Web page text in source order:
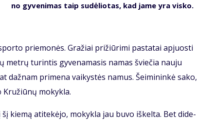
no gy­ve­ni­mas taip su­dė­lio­tas, kad ja­me yra vis­ko.
prie­mo­nės. Gra­žiai pri­žiū­ri­mi pa­sta­tai ap­juos­ti
met­rų tu­rin­tis gy­ve­na­ma­sis na­mas švie­čia nau­ju
pri­me­na vai­kys­tės na­mus. Šei­mi­nin­kė sa­ko,
Kru­žiū­nų mo­kyk­la.
kie­mą ati­te­kė­jo, mo­kyk­la jau bu­vo iš­kel­ta. Bet di­de­